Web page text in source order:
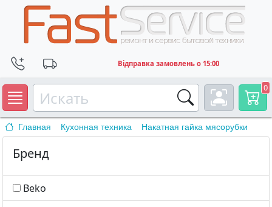
Відправка замовлень о 15:00
0
Главная Кухонная техника Накатная гайка мясорубки
Бренд
Beko